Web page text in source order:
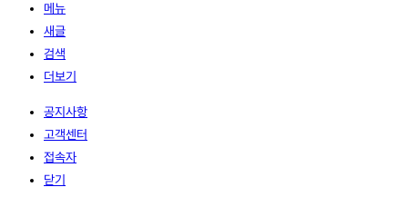
메뉴
새글
검색
더보기
공지사항
고객센터
접속자
닫기